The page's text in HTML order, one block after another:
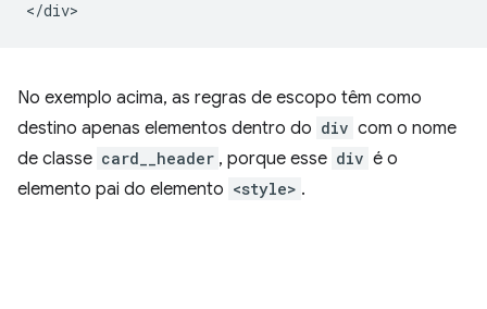
No exemplo acima, as regras de escopo têm como
destino apenas elementos dentro do div com o nome
de classe card__header , porque esse div é o
elemento pai do elemento <style> .